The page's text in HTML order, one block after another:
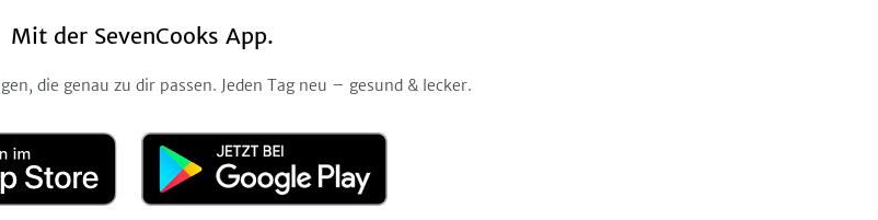
Mit der SevenCooks App.
die genau zu dir passen. Jeden Tag neu – gesund & lecker.
Jetzt
Google